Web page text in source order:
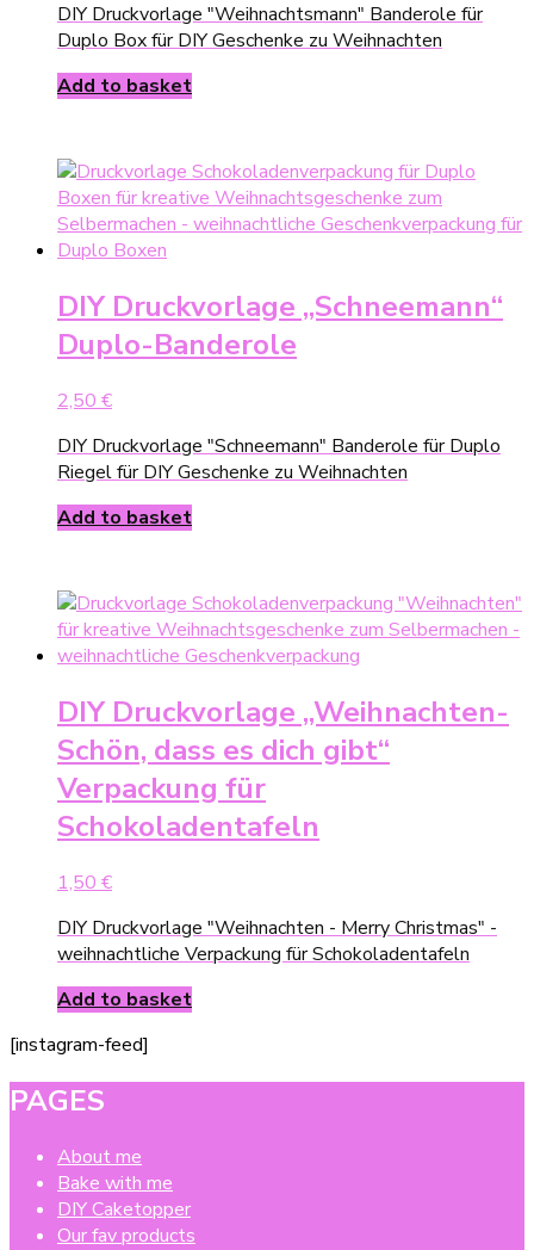
DIY Druckvorlage "Weihnachtsmann" Banderole für
Duplo Box für DIY Geschenke zu Weihnachten
Add to basket
DIY Druckvorlage „Schneemann“
Duplo-Banderole
2,50 €
DIY Druckvorlage "Schneemann" Banderole für Duplo
Riegel für DIY Geschenke zu Weihnachten
Add to basket
DIY Druckvorlage „Weihnachten-
Schön, dass es dich gibt“
Verpackung für
Schokoladentafeln
1,50 €
DIY Druckvorlage "Weihnachten - Merry Christmas" -
weihnachtliche Verpackung für Schokoladentafeln
Add to basket
[instagram-feed]
PAGES
About me
Bake with me
DIY Caketopper
Our fav products